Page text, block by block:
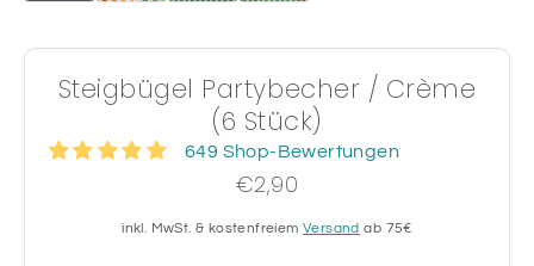
Steigbügel Partybecher / Crème
(6 Stück)
649 Shop-Bewertungen
€2,90
inkl. MwSt. & kostenfreiemVersand ab 75€